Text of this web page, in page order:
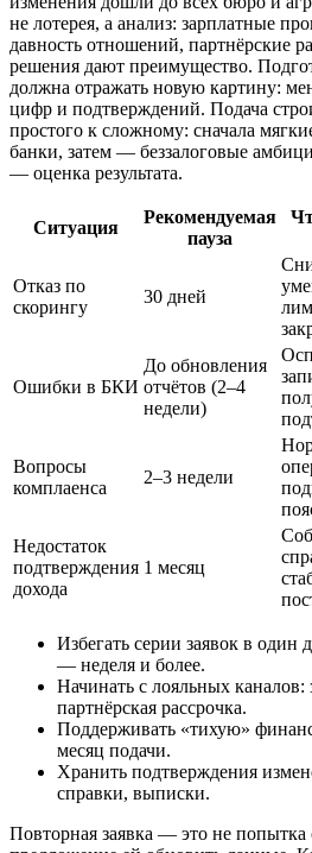
не лотерея, а анализ: зарплатные
давность отношений, партнёрские
решения дают преимущество.
должна отражать новую картину:
цифр и подтверждений. Подача
простого к сложному: сначала
банки, затем — беззалоговые
— оценка результата.
Ситуация
Рекомендуемая
пауза
Отказ по
скорингу
30 дней
Ошибки в БКИ
До обновления
отчётов (2–4
недели)
Вопросы
комплаенса
2–3 недели
Недостаток
подтверждения
дохода
1 месяц
Избегать серии заявок в один
— неделя и более.
Начинать с лояльных каналов:
партнёрская рассрочка.
Поддерживать «тихую»
месяц подачи.
Хранить подтверждения
справки, выписки.
Повторная заявка — это не попытка